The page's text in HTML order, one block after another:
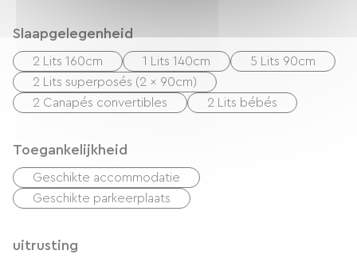
Slaapgelegenheid
2 Lits 160cm 1 Lits 140cm
5 Lits 90cm
2 Lits superposés (2 x 90cm)
2 Canapés convertibles
2 Lits bébés
Toegankelijkheid
Geschikte accommodatie
Geschikte parkeerplaats
uitrusting